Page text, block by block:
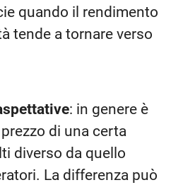
quando il rendimento
tende a tornare verso
: in genere è
di una certa
diverso da quello
La differenza può